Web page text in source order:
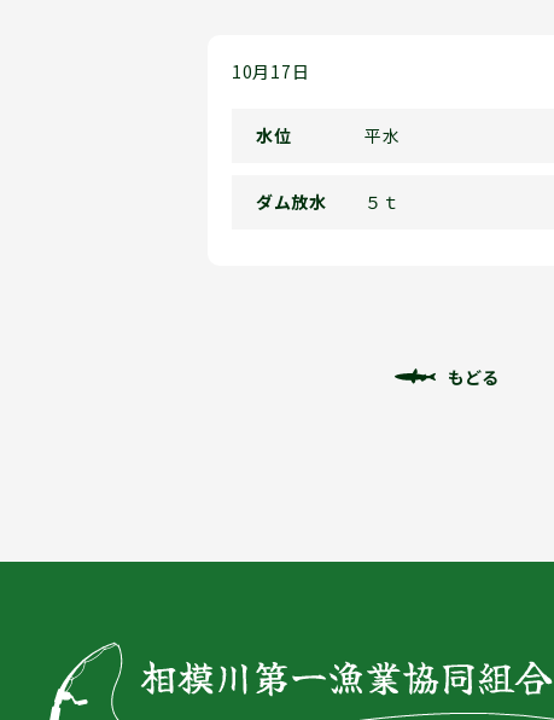
10月17日
水位 平水
ダム放水 ５ｔ
もどる